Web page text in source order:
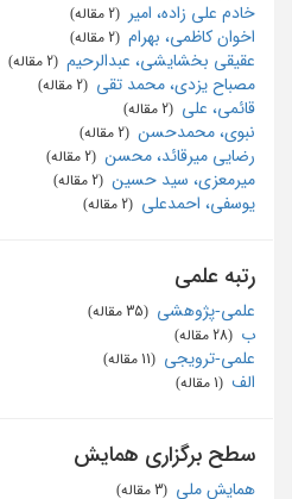
خادم علی زاده، امیر
اخوان کاظمی، بهرام
عقیقی بخشایشی، عبدالرحیم
مصباح یزدی، محمد تقی
قائمی، علی
نبوی، محمدحسن
رضایی میرقائد، محسن
میرمعزی، سید حسین
یوسفی، احمدعلی
رتبه علمی
علمی-پژوهشی
ب
علمی-ترویجی
الف
سطح برگزاری همایش
همایش ملی